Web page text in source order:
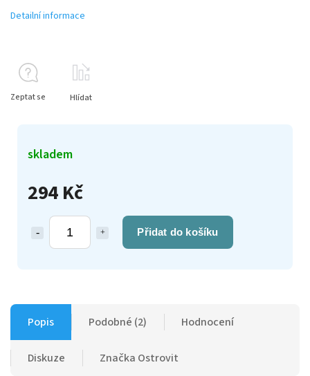
294 Kč
Přidat do košíku
skladem
Detailní informace
Zeptat se Hlídat
Popis Podobné (2) Hodnocení
Diskuze Značka Ostrovit